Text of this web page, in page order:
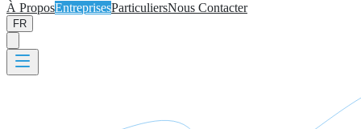
À ProposEntreprisesParticuliersNous Contacter
FR